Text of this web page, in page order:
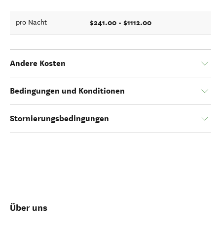
pro Nacht $241.00 - $1112.00
Andere Kosten
Bedingungen und Konditionen
Stornierungsbedingungen
Über uns